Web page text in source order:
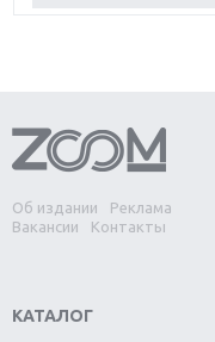
Обзор игры Forza
Две важных
Divinity Original Sin 2
Switch
Об издании
Реклама
Вакансии
Контакты
КАТАЛОГ